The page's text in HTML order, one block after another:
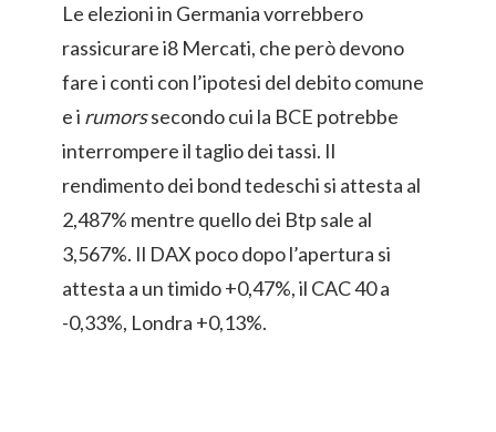
Le elezioni in Germania vorrebbero
rassicurare i8 Mercati, che però devono
fare i conti con l’ipotesi del debito comune
e i rumorssecondo cui la BCE potrebbe
interrompere il taglio dei tassi. Il
rendimento dei bond tedeschi si attesta al
2,487% mentre quello dei Btp sale al
3,567%. Il DAX poco dopo l’apertura si
attesta a un timido +0,47%, il CAC 40 a
-0,33%, Londra +0,13%.